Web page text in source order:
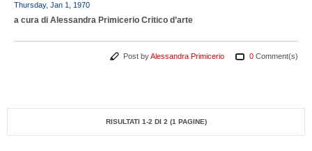
Thursday, Jan 1, 1970
a cura di Alessandra Primicerio Critico d’arte
Post byAlessandra Primicerio 0 Comment(s)
RISULTATI 1-2 DI 2 (1 PAGINE)